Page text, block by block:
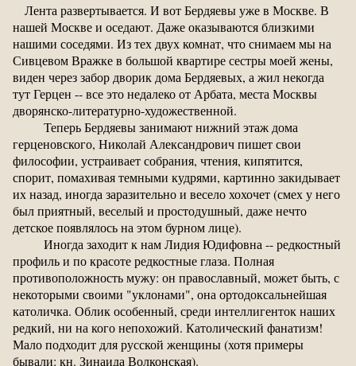
Лента развертывается. И вот Бердяевы уже в Москве. В
нашей Москве и оседают. Даже оказываются близкими
нашими соседями. Из тех двух комнат, что снимаем мы на
Сивцевом Вражке в большой квартире сестры моей жены,
виден через забор дворик дома Бердяевых, а жил некогда
тут Герцен -- все это недалеко от Арбата, места Москвы
дворянско-литературно-художественной.
Теперь Бердяевы занимают нижний этаж дома
герценовского, Николай Александрович пишет свои
философии, устраивает собрания, чтения, кипятится,
спорит, помахивая темными кудрями, картинно закидывает
их назад, иногда заразительно и весело хохочет (смех у него
был приятный, веселый и простодушный, даже нечто
детское появлялось на этом бурном лице).
Иногда заходит к нам Лидия Юдифовна -- редкостный
профиль и по красоте редкостные глаза. Полная
противоположность мужу: он православный, может быть, с
некоторыми своими "уклонами", она ортодоксальнейшая
католичка. Облик особенный, среди интеллигенток наших
редкий, ни на кого непохожий. Католический фанатизм!
Мало подходит для русской женщины (хотя примеры
бывали: кн. Зинаида Волконская).